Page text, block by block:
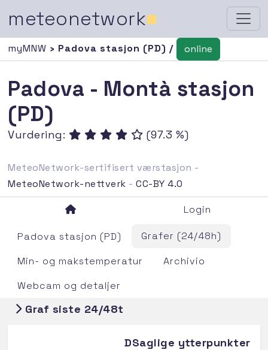
meteonetwork■
myMNW › Padova stasjon (PD) / online
Padova - Montà stasjon
(PD)
Vurdering: (97.3 %)
MeteoNetwork-sertifisert værstasjon -
MeteoNetwork-nettverk -CC-BY 4.0
Login
Padova stasjon (PD)
Grafer (24/48h)
Min- og makstemperatur
Archivio
Webcam og detaljer
Graf siste 24/48t
DSaglige ytterpunkter